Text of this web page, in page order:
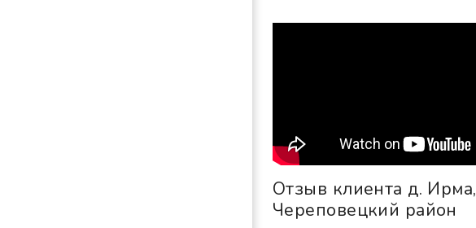
Отзыв клиента д. Ирма,
Череповецкий район